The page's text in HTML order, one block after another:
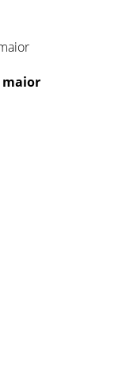
maior